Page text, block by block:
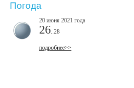
Погода
20 июня 2021 года
26 ..28
подробнее>>